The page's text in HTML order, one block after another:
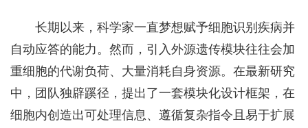
长期以来，科学家一直梦想赋予细胞识别疾病并
自动应答的能力。然而，引入外源遗传模块往往会加
重细胞的代谢负荷、大量消耗自身资源。在最新研究
中，团队独辟蹊径，提出了一套模块化设计框架，在
细胞内创造出可处理信息、遵循复杂指令且易于扩展